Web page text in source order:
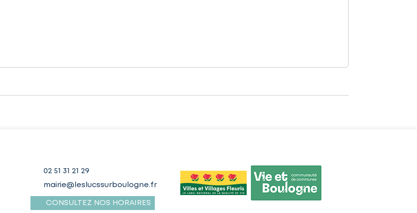
02 51 31 21 29
mairie@leslucssurboulogne.fr
CONSULTEZ NOS HORAIRES